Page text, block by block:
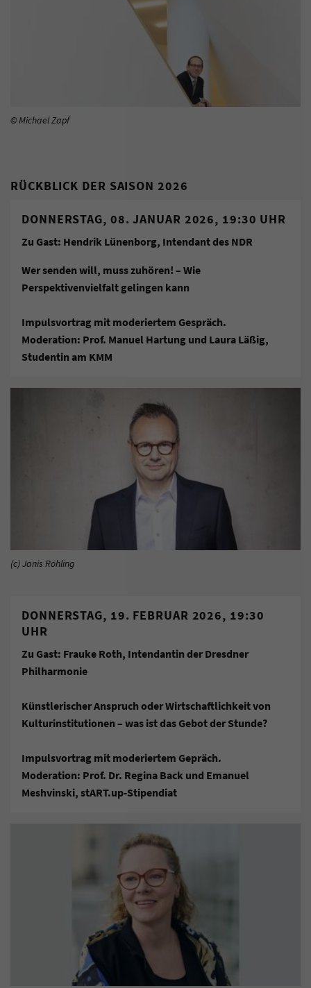
© Michael Zapf
RÜCKBLICK DER SAISON 2026
DONNERSTAG, 08. JANUAR 2026, 19:30 UHR
Zu Gast: Hendrik Lünenborg, Intendant des NDR
Wer senden will, muss zuhören! – Wie
Perspektivenvielfalt gelingen kann
Impulsvortrag mit moderiertem Gespräch.
Moderation: Prof. Manuel Hartung und Laura Läßig,
Studentin am KMM
(c) Janis Röhling
DONNERSTAG, 19. FEBRUAR 2026, 19:30
UHR
Zu Gast: Frauke Roth, Intendantin der Dresdner
Philharmonie
Künstlerischer Anspruch oder Wirtschaftlichkeit von
Kulturinstitutionen – was ist das Gebot der Stunde?
Impulsvortrag mit moderiertem Gepräch.
Moderation: Prof. Dr. Regina Back und Emanuel
Meshvinski, stART.up-Stipendiat